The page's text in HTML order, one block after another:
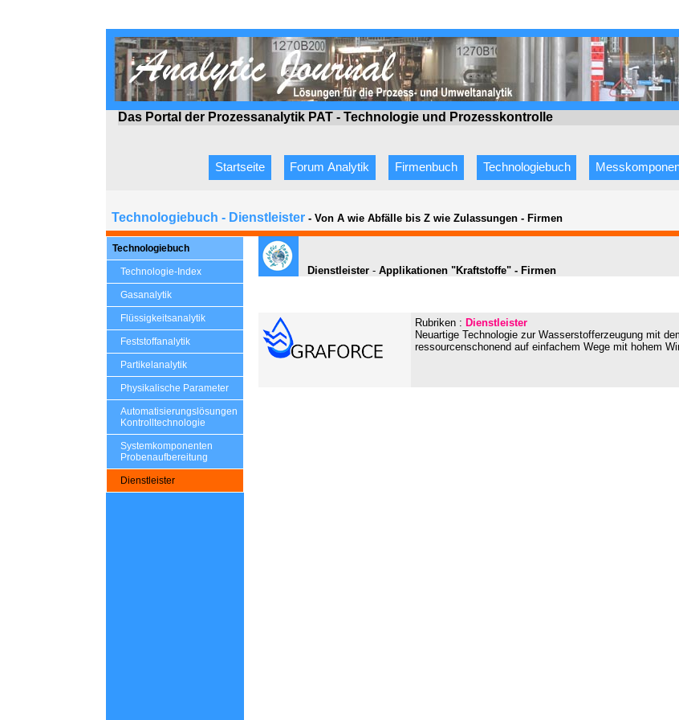
Das Portal der Prozessanalytik PAT - Technologie und Prozesskontrolle
Startseite Forum Analytik Firmenbuch Technologiebuch
Technologiebuch - Dienstleister - Von A wie Abfälle bis Z wie Zulassungen - Firmen
Technologiebuch
Technologie-Index
Gasanalytik
Flüssigkeitsanalytik
Feststoffanalytik
Partikelanalytik
Physikalische Parameter
Automatisierungslösungen
Kontrolltechnologie
Systemkomponenten
Probenaufbereitung
Dienstleister
Dienstleister - Applikationen "Kraftstoffe" - Firmen
Rubriken : Dienstleister
Neuartige Technologie zur Wasserstofferzeugung mit
ressourcenschonend auf einfachem Wege mit hohem